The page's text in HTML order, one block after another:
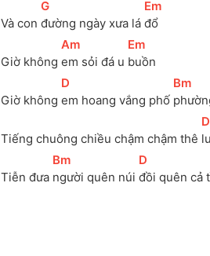
Và con
[
G
đường ngày xưa lá
[Em
đổ
Giờ không
[
Am
em sỏi đá u
[Em
buồn
Giờ không
[D
em hoang vắng phố
[Bm
Tiếng chuông chiều chậm chậm thê
[D
Tiễn đưa
[Bm
người quên núi
[D
đồi quên cả